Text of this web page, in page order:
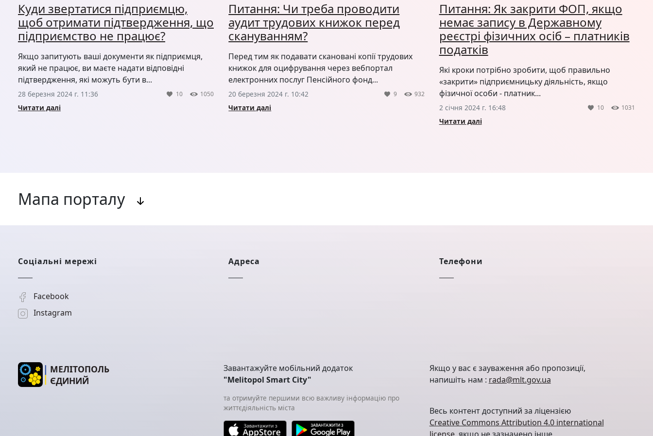
Куди звертатися підприємцю,
щоб отримати підтвердження, що
підприємство не працює?
Якщо запитують ваші документи як підприємця,
який не працює, ви маєте надати відповідні
підтвердження, які можуть бути в...
28 березня 2024 г. 11:36 10 1050
Читати далі
Питання: Чи треба проводити
аудит трудових книжок перед
скануванням?
Перед тим як подавати скановані копії трудових
книжок для оцифрування через вебпортал
електронних послуг Пенсійного фонд...
20 березня 2024 г. 10:42 9 932
Читати далі
Питання: Як закрити ФОП, якщо
немає запису в Державному
реєстрі фізичних осіб – платників
податків
Які кроки потрібно зробити, щоб правильно
«закрити» підприємницьку діяльність, якщо
фізичної особи - платник...
2 січня 2024 г. 16:48 10 1031
Читати далі
Мапа порталу
Соціальні мережі
Facebook
Instagram
Адреса Телефони
МЕЛІТОПОЛЬ
ЄДИНИЙ
Завантажуйте мобільний додаток
"Melitopol Smart City"
та отримуйте першими всю важливу інформацію про
життєдіяльність міста
Якщо у вас є зауваження або пропозиції,
напишіть нам : rada@mlt.gov.ua
Весь контент доступний за ліцензією
Creative Commons Attribution 4.0 international